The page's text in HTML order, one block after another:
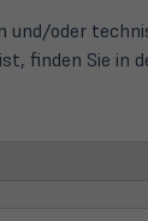
oder
finden Sie in